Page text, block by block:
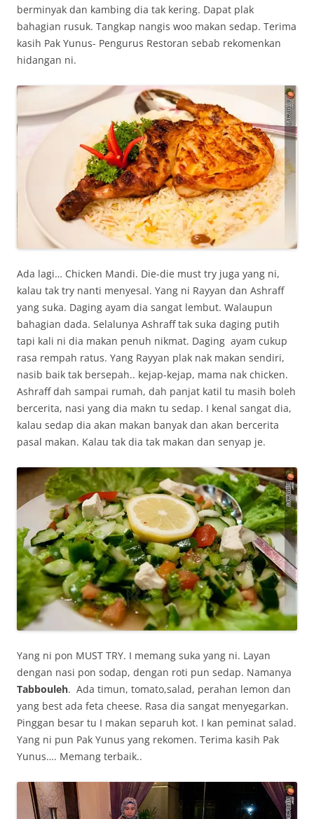
berminyak dan kambing dia tak kering. Dapat plak
bahagian rusuk. Tangkap nangis woo makan sedap. Terima
kasih Pak Yunus- Pengurus Restoran sebab rekomenkan
hidangan ni.
Ada lagi… Chicken Mandi. Die-die must try juga yang ni,
kalau tak try nanti menyesal. Yang ni Rayyan dan Ashraff
yang suka. Daging ayam dia sangat lembut. Walaupun
bahagian dada. Selalunya Ashraff tak suka daging putih
tapi kali ni dia makan penuh nikmat. Daging ayam cukup
rasa rempah ratus. Yang Rayyan plak nak makan sendiri,
nasib baik tak bersepah.. kejap-kejap, mama nak chicken.
Ashraff dah sampai rumah, dah panjat katil tu masih boleh
bercerita, nasi yang dia makn tu sedap. I kenal sangat dia,
kalau sedap dia akan makan banyak dan akan bercerita
pasal makan. Kalau tak dia tak makan dan senyap je.
Yang ni pon MUST TRY. I memang suka yang ni. Layan
dengan nasi pon sodap, dengan roti pun sedap. Namanya
Tabbouleh. Ada timun, tomato,salad, perahan lemon dan
yang best ada feta cheese. Rasa dia sangat menyegarkan.
Pinggan besar tu I makan separuh kot. I kan peminat salad.
Yang ni pun Pak Yunus yang rekomen. Terima kasih Pak
Yunus…. Memang terbaik..